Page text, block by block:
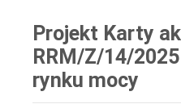
Projekt Karty
RRM/Z/14/
rynku mocy